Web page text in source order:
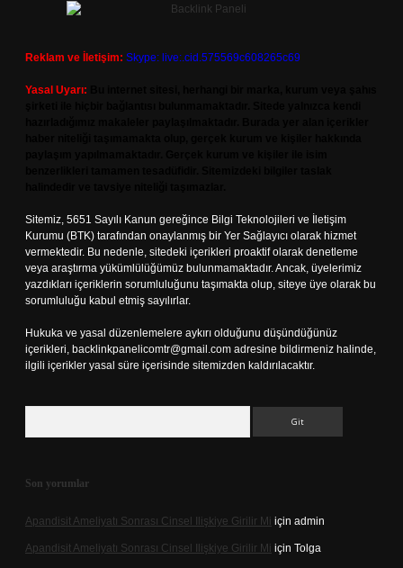
Reklam ve İletişim: Skype: live:.cid.575569c608265c69
Yasal Uyarı:
Sitemiz, 5651 Sayılı Kanun gereğince Bilgi Teknolojileri ve İletişim
Kurumu (BTK) tarafından onaylanmış bir Yer Sağlayıcı olarak hizmet
vermektedir. Bu nedenle, sitedeki içerikleri proaktif olarak denetleme
veya araştırma yükümlülüğümüz bulunmamaktadır. Ancak, üyelerimiz
yazdıkları içeriklerin sorumluluğunu taşımakta olup, siteye üye olarak bu
sorumluluğu kabul etmiş sayılırlar.
Hukuka ve yasal düzenlemelere aykırı olduğunu düşündüğünüz
içerikleri, backlinkpanelicomtr@gmail.com adresine bildirmeniz halinde,
ilgili içerikler yasal süre içerisinde sitemizden kaldırılacaktır.
Son yorumlar
Apandisit Ameliyatı Sonrası Cinsel Ilişkiye Girilir Mi için admin
Apandisit Ameliyatı Sonrası Cinsel Ilişkiye Girilir Mi için Tolga